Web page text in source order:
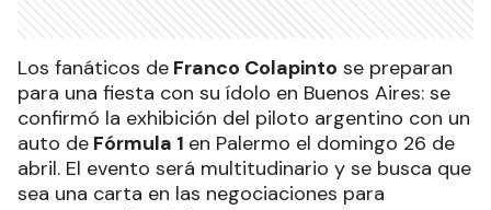
Los fanáticos de Franco Colapinto se preparan
para una fiesta con su ídolo en Buenos Aires: se
confirmó la exhibición del piloto argentino con un
auto de Fórmula 1 en Palermo el domingo 26 de
abril. El evento será multitudinario y se busca que
sea una carta en las negociaciones para